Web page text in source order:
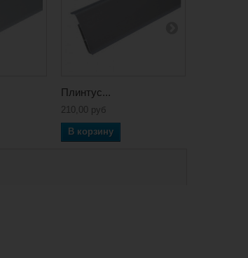
Плинтус...
210,00 руб
В корзину